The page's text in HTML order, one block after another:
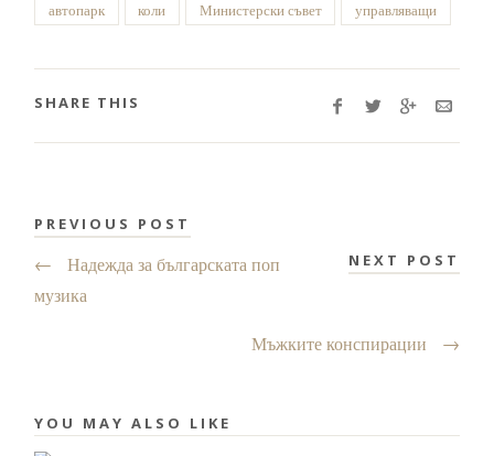
автопарк коли Министерски съвет управляващи
SHARE THIS
PREVIOUS POST
←
Надежда за българската поп
музика
NEXT POST
Мъжките конспирации →
YOU MAY ALSO LIKE